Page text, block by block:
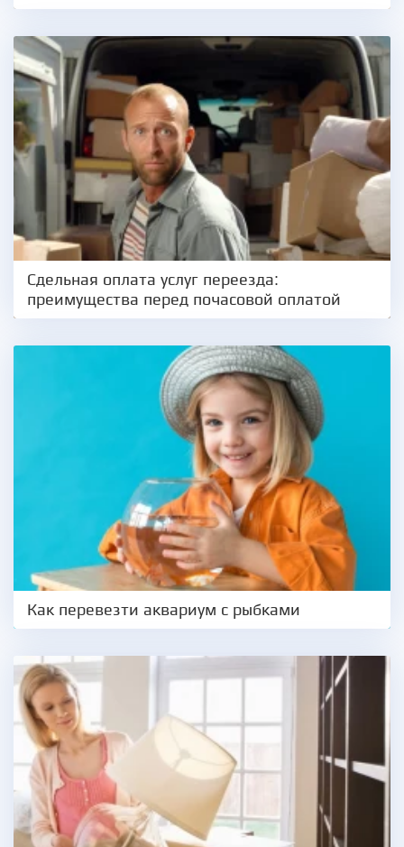
Сдельная оплата услуг переезда:
преимущества перед почасовой оплатой
Как перевезти аквариум с рыбками